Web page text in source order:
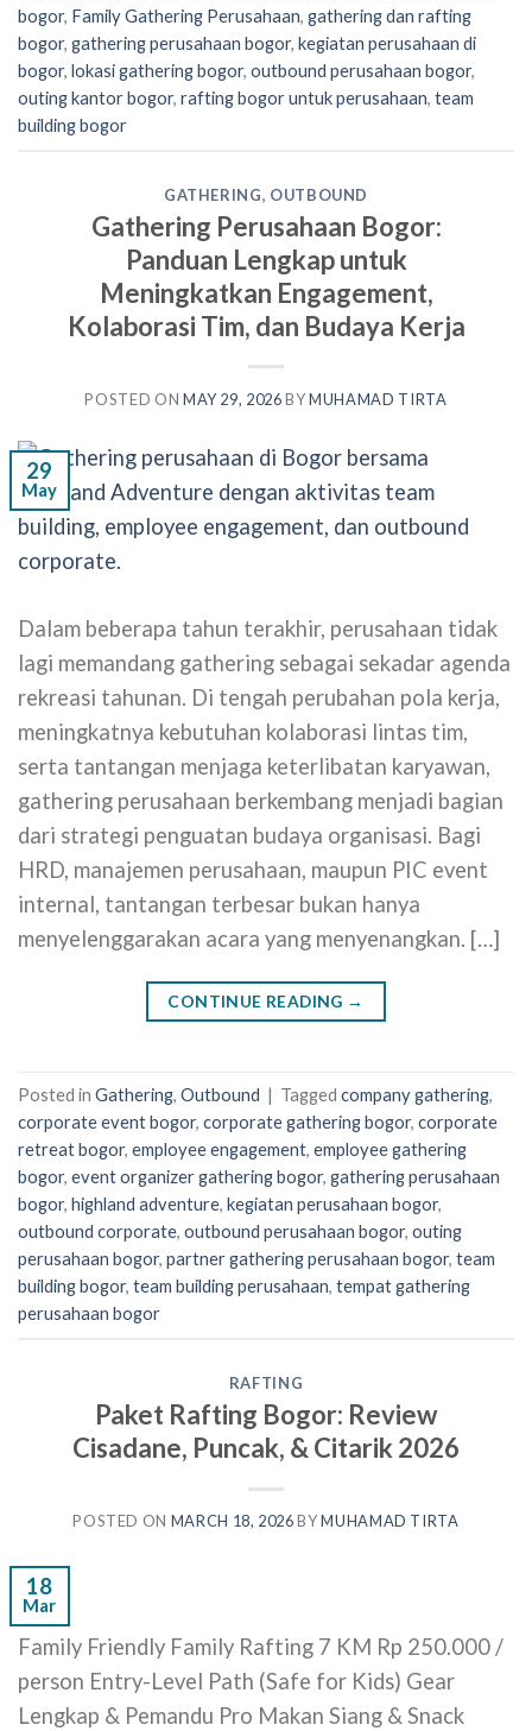
bogor, Family Gathering Perusahaan, gathering dan rafting
bogor, gathering perusahaan bogor, kegiatan perusahaan di
bogor, lokasi gathering bogor, outbound perusahaan bogor,
outing kantor bogor, rafting bogor untuk perusahaan, team
building bogor
GATHERING, OUTBOUND
Gathering Perusahaan Bogor:
Panduan Lengkap untuk
Meningkatkan Engagement,
Kolaborasi Tim, dan Budaya Kerja
POSTED ON MAY 29, 2026 BYMUHAMAD TIRTA
29
May
Dalam beberapa tahun terakhir, perusahaan tidak
lagi memandang gathering sebagai sekadar agenda
rekreasi tahunan. Di tengah perubahan pola kerja,
meningkatnya kebutuhan kolaborasi lintas tim,
serta tantangan menjaga keterlibatan karyawan,
gathering perusahaan berkembang menjadi bagian
dari strategi penguatan budaya organisasi. Bagi
HRD, manajemen perusahaan, maupun PIC event
internal, tantangan terbesar bukan hanya
menyelenggarakan acara yang menyenangkan. […]
CONTINUE READING →
Posted in Gathering, Outbound | Tagged company gathering,
corporate event bogor, corporate gathering bogor, corporate
retreat bogor, employee engagement, employee gathering
bogor, event organizer gathering bogor, gathering perusahaan
bogor, highland adventure, kegiatan perusahaan bogor,
outbound corporate, outbound perusahaan bogor, outing
perusahaan bogor, partner gathering perusahaan bogor, team
building bogor, team building perusahaan, tempat gathering
perusahaan bogor
RAFTING
Paket Rafting Bogor: Review
Cisadane, Puncak, & Citarik 2026
POSTED ON MARCH 18, 2026 BYMUHAMAD TIRTA
18
Mar
Family Friendly Family Rafting 7 KM Rp 250.000 /
person Entry-Level Path (Safe for Kids) Gear
Lengkap & Pemandu Pro Makan Siang & Snack